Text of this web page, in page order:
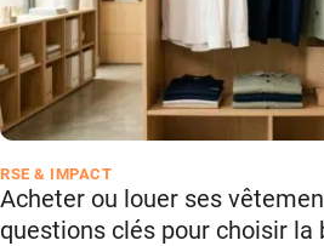
RSE & IMPACT
Acheter ou louer ses
questions clés pour choisir la